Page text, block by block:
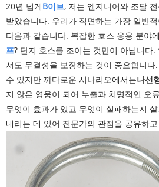
20년 넘게B이브, 저는 엔지니어와 조달
받았습니다. 우리가 직면하는 가장 일반
다음과 같습니다. 복잡한 호스 응용 분야
프? 단지 호스를 조이는 것만이 아닙니다.
서도 무결성을 보장하는 것이 중요합니
수 있지만 까다로운 시나리오에서는나선
지 않은 영웅이 되어 누출과 치명적인 오
무엇이 효과가 있고 무엇이 실패하는지
내리는 데 있어 전문가의 관점을 공유하